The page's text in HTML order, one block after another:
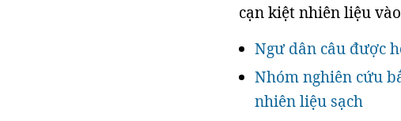
cạn kiệt nhiên liệu
Ngư dân câu được
Nhóm nghiên cứu
nhiên liệu sạch